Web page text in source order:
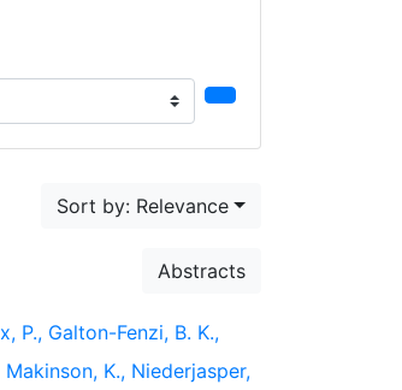
Sort by: Relevance
Abstracts
P., Galton-Fenzi, B. K.,
K., Niederjasper,